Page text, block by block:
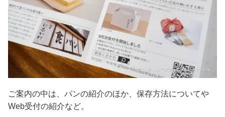
ご案内の中は、パンの紹介のほか、保存方法についてや
Web受付の紹介など。